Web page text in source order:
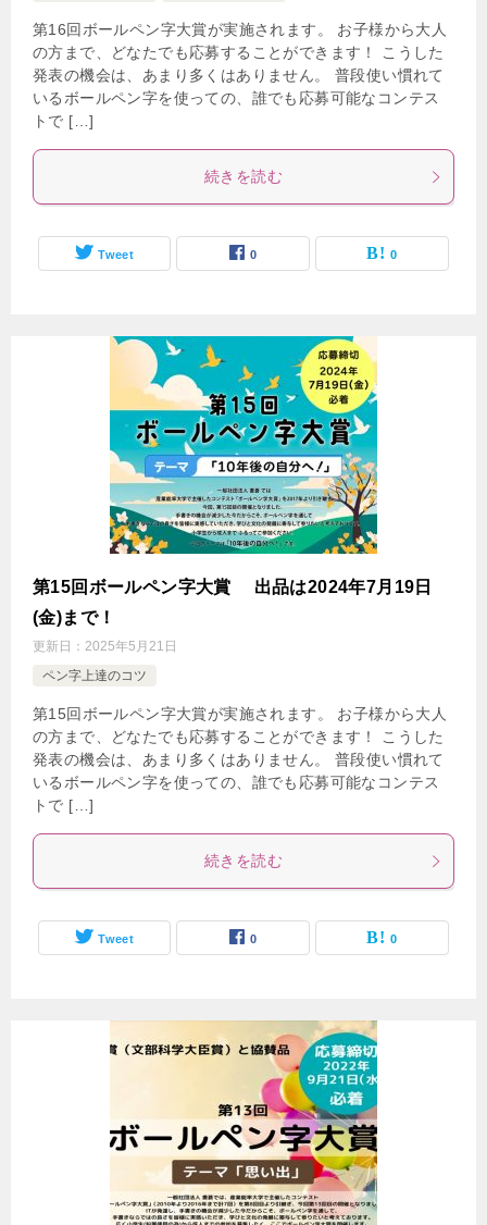
第16回ボールペン字大賞が実施されます。 お子様から大人
の方まで、どなたでも応募することができます！ こうした
発表の機会は、あまり多くはありません。 普段使い慣れて
いるボールペン字を使っての、誰でも応募可能なコンテス
トで […]
続きを読む
Tweet 0 0
第15回ボールペン字大賞 出品は2024年7月19日
(金)まで！
更新日： 2025年5月21日
ペン字上達のコツ
第15回ボールペン字大賞が実施されます。 お子様から大人
の方まで、どなたでも応募することができます！ こうした
発表の機会は、あまり多くはありません。 普段使い慣れて
いるボールペン字を使っての、誰でも応募可能なコンテス
トで […]
続きを読む
Tweet 0 0